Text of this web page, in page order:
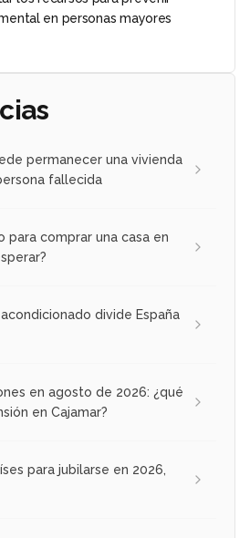
en personas mayores
permanecer una vivienda
fallecida
para comprar una casa en
divide España
en agosto de 2026: ¿qué
en Cajamar?
para jubilarse en 2026,